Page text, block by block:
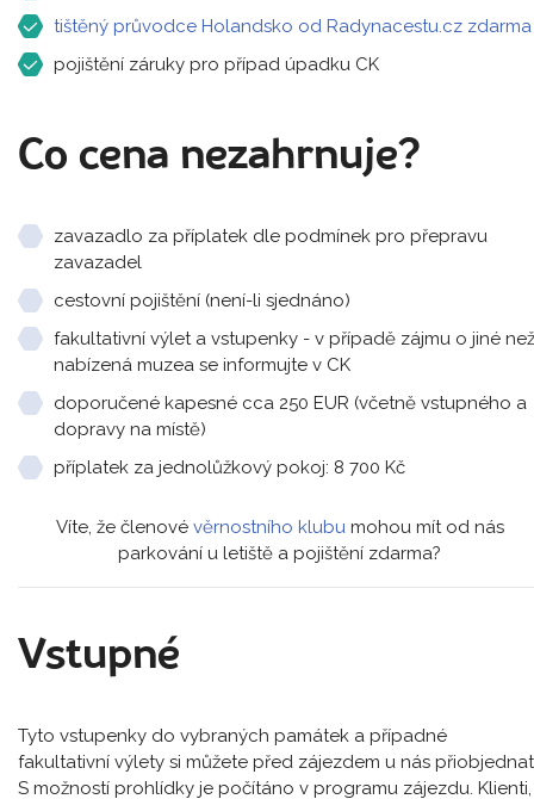
tištěný průvodce Holandsko od Radynacestu.cz zdarma
pojištění záruky pro případ úpadku CK
Co cena nezahrnuje?
zavazadlo za příplatek dle podmínek pro přepravu
zavazadel
cestovní pojištění (není-li sjednáno)
fakultativní výlet a vstupenky - v případě zájmu o jiné než
nabízená muzea se informujte v CK
doporučené kapesné cca 250 EUR (včetně vstupného a
dopravy na místě)
příplatek za jednolůžkový pokoj: 8 700 Kč
Víte, že členové věrnostního klubu mohou mít od nás
parkování u letiště a pojištění zdarma?
Vstupné
Tyto vstupenky do vybraných památek a případné
fakultativní výlety si můžete před zájezdem u nás
S možností prohlídky je počítáno v programu zájezdu. Klienti,